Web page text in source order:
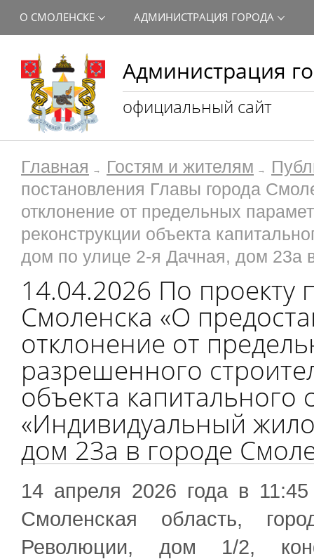
Администрация
официальный сайт
О СМОЛЕНСКЕ АДМИНИСТРАЦИЯ ГОРОДА
Главная Гостям и жителям
постановления Главы города
отклонение от предельных
реконструкции объекта
дом по улице 2-я Дачная, дом 23а
14.04.2026 По проекту
Смоленска «О
отклонение от
разрешенного
объекта капитального
«Индивидуальный
дом 23а в городе
14 апреля 2026 года в
Смоленская область,
Революции, дом 1/2,